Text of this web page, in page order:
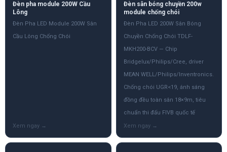
Đèn pha module 200W Cầu
Lông
Đèn Pha LED Module 200W Sân
Cầu Lông Chống Chói
Đèn sân bóng chuyền 200w
module chống chói
Đèn Pha LED 200W Sân Bóng
Chuyền Chống Chói TDLF-
MKH200-BCV — Chip
Bridgelux/Philips/Cree, driver
MEAN WELL/Philips/Inventronics.
Chống chói UGR<19, ánh sáng
đồng đều toàn sân 18×9m, tiêu
chuẩn thi đấu FIVB quốc tế